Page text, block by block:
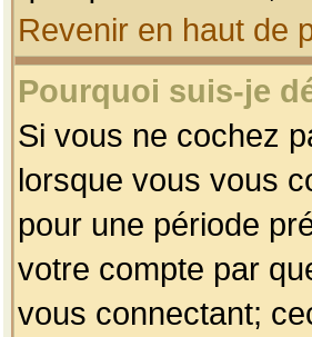
Revenir en haut de
Pourquoi suis-je
Si vous ne cochez
lorsque vous vous
pour une période
votre compte par
vous connectant;